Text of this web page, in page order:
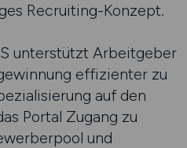
Recruiting-Konzept.
unterstützt Arbeitgeber
effizienter zu
auf den
Portal Zugang zu
und